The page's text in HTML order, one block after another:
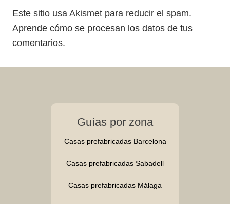
Este sitio usa Akismet para reducir el spam.
Aprende cómo se procesan los datos de tus
comentarios.
Guías por zona
Casas prefabricadas Barcelona
Casas prefabricadas Sabadell
Casas prefabricadas Málaga